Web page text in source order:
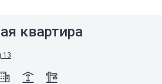
квартира
13